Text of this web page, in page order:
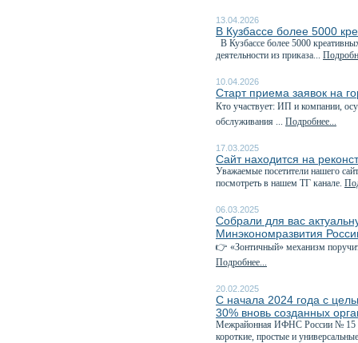
13.04.2026
В Кузбассе более 5000
В Кузбассе более 5000
деятельности из приказа...
10.04.2026
Старт приема заявок на
Кто участвует: ИП и компании,
обслуживания ... Подробнее...
17.03.2025
Сайт находится на
Уважаемые посетители нашего
посмотреть в нашем ТГ канале.
06.03.2025
Собрали для вас
Минэкономразвития
👉 «Зонтичный» механизм
Подробнее...
20.02.2025
С начала 2024 года с
30% вновь созданных
Межрайонная ИФНС России № 15
короткие, простые и